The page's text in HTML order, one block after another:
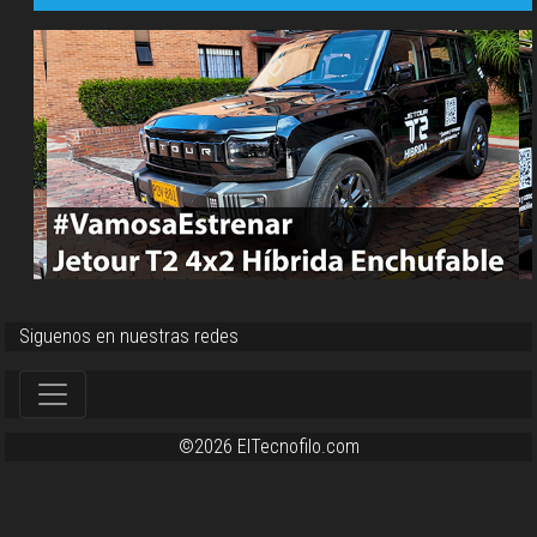
Siguenos en nuestras redes
©2026 ElTecnofilo.com